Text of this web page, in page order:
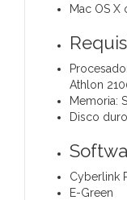
Mac OS X
Athlon
Memoria:
Disco
Cyberlink
E-Green